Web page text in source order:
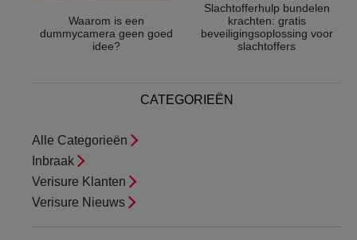
Waarom is een
dummycamera geen goed
idee?
Slachtofferhulp bundelen
krachten: gratis
beveiligingsoplossing voor
slachtoffers
CATEGORIEËN
Alle Categorieën
Inbraak
Verisure Klanten
Verisure Nieuws